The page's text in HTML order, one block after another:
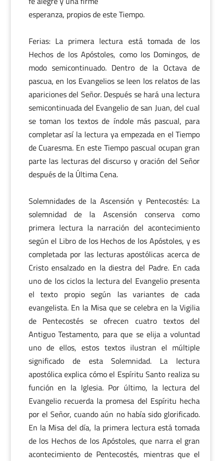
esperanza, propios de este Tiempo.
Ferias: La primera lectura está tomada de los
Hechos de los Apóstoles, como los Domingos, de
modo semicontinuado. Dentro de la Octava de
pascua, en los Evangelios se leen los relatos de las
apariciones del Señor. Después se hará una lectura
semicontinuada del Evangelio de san Juan, del cual
se toman los textos de índole más pascual, para
completar así la lectura ya empezada en el Tiempo
de Cuaresma. En este Tiempo pascual ocupan gran
parte las lecturas del discurso y oración del Señor
después de la Última Cena.
Solemnidades de la Ascensión y Pentecostés: La
solemnidad de la Ascensión conserva como
primera lectura la narración del acontecimiento
según el Libro de los Hechos de los Apóstoles, y es
completada por las lecturas apostólicas acerca de
Cristo ensalzado en la diestra del Padre. En cada
uno de los ciclos la lectura del Evangelio presenta
el texto propio según las variantes de cada
evangelista. En la Misa que se celebra en la Vigilia
de Pentecostés se ofrecen cuatro textos del
Antiguo Testamento, para que se elija a voluntad
uno de ellos, estos textos ilustran el múltiple
significado de esta Solemnidad. La lectura
apostólica explica cómo el Espíritu Santo realiza su
función en la Iglesia. Por último, la lectura del
Evangelio recuerda la promesa del Espíritu hecha
por el Señor, cuando aún no había sido glorificado.
En la Misa del día, la primera lectura está tomada
de los Hechos de los Apóstoles, que narra el gran
acontecimiento de Pentecostés, mientras que el